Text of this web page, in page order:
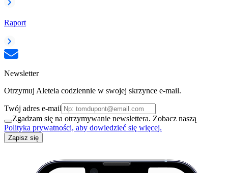
Raport
Newsletter
Otrzymuj Aleteia codziennie w swojej skrzynce e-mail.
Twój adres e-mail
Zgadzam się na otrzymywanie newslettera. Zobacz naszą
Polityka prywatności, aby dowiedzieć się więcej.
Zapisz się